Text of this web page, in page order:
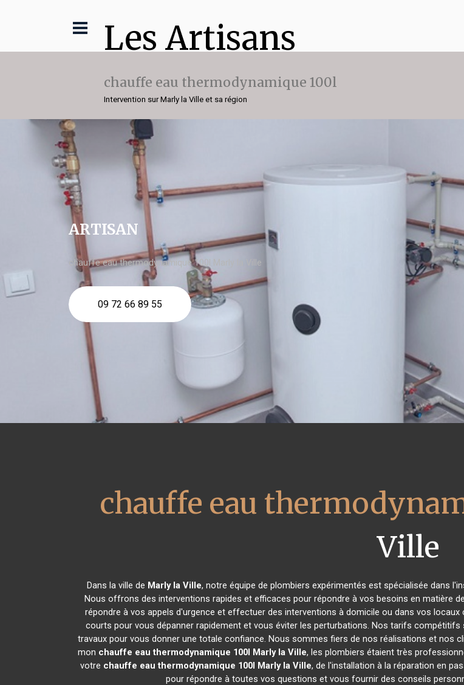
Les Artisans
chauffe eau thermodynamique 100l
Intervention sur Marly la Ville et sa région
ARTISAN
chauffe eau thermodynamique 100l Marly la Ville
09 72 66 89 55
chauffe eau
Ville
Dans la ville de Marly la Ville, notre équipe de plombiers expérimentés est spécialisée dans
Nous offrons des interventions rapides et efficaces pour répondre à vos besoins en matière
répondre à vos appels d'urgence et effectuer des interventions à domicile ou dans vos
courts pour vous dépanner rapidement et vous éviter les perturbations. Nos tarifs
travaux pour vous donner une totale confiance. Nous sommes fiers de nos réalisations et
mon chauffe eau thermodynamique 100l Marly la Ville, les plombiers étaient très
votre chauffe eau thermodynamique 100l Marly la Ville, de l'installation à la réparation en
pour répondre à toutes vos questions et vous fournir des conseils